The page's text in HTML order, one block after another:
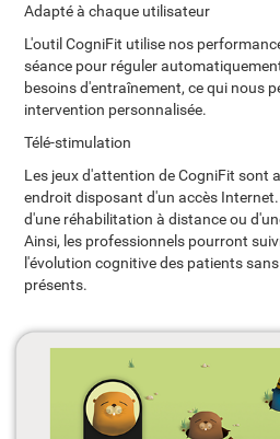
Adapté à chaque utilisateur
L'outil CogniFit utilise nos
séance pour réguler
besoins d'entraînement, ce qui nous
intervention personnalisée.
Télé-stimulation
Les jeux d'attention de CogniFit sont
endroit disposant d'un accès
d'une réhabilitation à distance ou
Ainsi, les professionnels pourront
l'évolution cognitive des patients
présents.